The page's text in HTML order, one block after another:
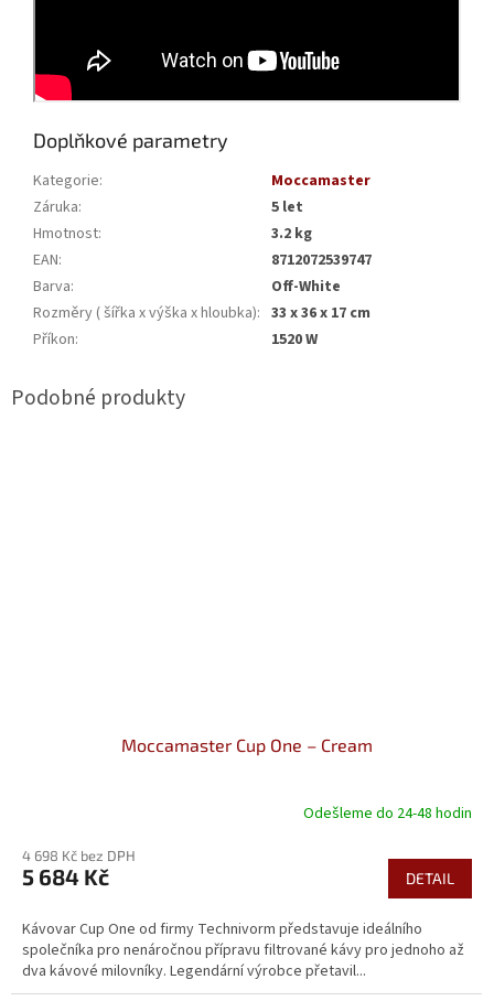
Doplňkové parametry
Kategorie:
Moccamaster
Záruka:
5 let
Hmotnost:
3.2 kg
EAN:
8712072539747
Barva:
Off-White
Rozměry ( šířka x výška x hloubka): 33 x 36 x 17 cm
Příkon: 1520 W
Moccamaster Cup One – Cream
Odešleme do 24-48 hodin
4 698 Kč bez DPH
5 684 Kč DETAIL
Kávovar Cup One od firmy Technivorm představuje ideálního
společníka pro nenáročnou přípravu filtrované kávy pro jednoho až
dva kávové milovníky. Legendární výrobce přetavil...